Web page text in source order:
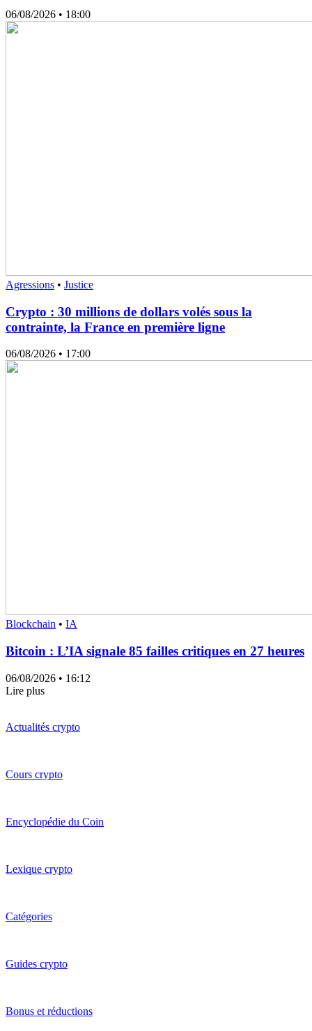
06/08/2026 • 18:00
Agressions • Justice
Crypto : 30 millions de dollars volés sous la
contrainte, la France en première ligne
06/08/2026 • 17:00
Blockchain • IA
Bitcoin : L’IA signale 85 failles critiques en 27 heures
06/08/2026 • 16:12
Lire plus
Actualités crypto
Cours crypto
Encyclopédie du Coin
Lexique crypto
Catégories
Guides crypto
Bonus et réductions